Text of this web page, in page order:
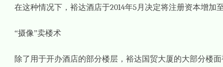
在这种情况下，裕达酒店于2014年5 月决定将注册资本增加
“摄像”卖楼术
除了用于开办酒店的部分楼层，裕达国贸大厦的大部分楼